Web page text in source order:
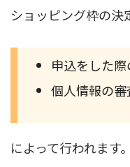
ショッピング枠の決
申込をした
個人情報の審
によって行われます。